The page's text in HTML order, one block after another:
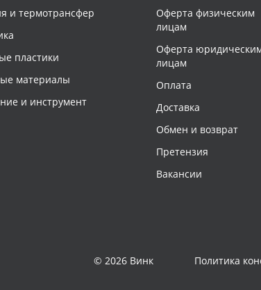
и термотрансфер
пластики
материалы
и инструмент
Оферта физическим
лицам
Оферта
лицам
Оплата
Доставка
Обмен и возврат
Претензия
Вакансии
© 2026 Винк Политика